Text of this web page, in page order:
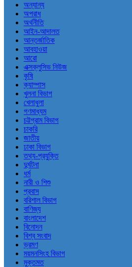
অন্যান্য
অপরাধ
অর্থনীতি
আইন-আদালত
আন্তর্জাতিক
আবহাওয়া
আরো
এক্সক্লুসিভ নিউজ
কৃষি
ক্যাম্পাস
খুলনা বিভাগ
খেলাধুলা
গণমাধ্যম
চট্টগ্রাম বিভাগ
চাকরি
জাতীয়
ঢাকা বিভাগ
তথ্য-প্রযুক্তি
দুর্ঘটনা
ধর্ম
নারী ও শিশু
প্রবাস
বরিশাল বিভাগ
বাণিজ্য
বাংলাদেশ
বিনোদন
বিশ্ব সংবাদ
ভ্রমণ
ময়মনসিংহ বিভাগ
মুক্তমত